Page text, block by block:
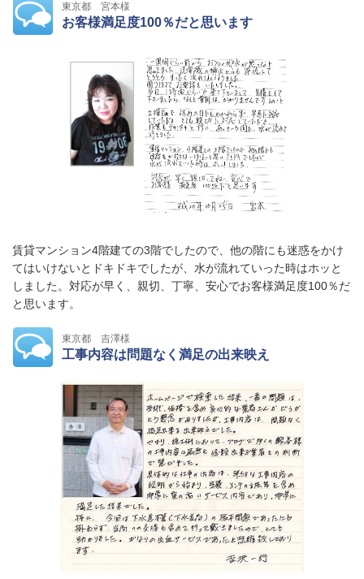
東京都 宮本様
お客様満足度100％だと思います
賃貸マンション4階建ての3階でしたので、他の階にも迷惑をかけ
てはいけないとドキドキでしたが、水が流れていった時はホッと
しました。対応が早く、親切、丁寧、安心でお客様満足度100％だ
と思います。
東京都 吉澤様
工事内容は問題なく満足の出来映え